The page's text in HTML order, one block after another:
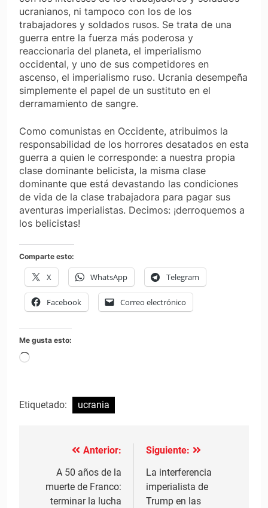
ucranianos, ni tampoco con los de los
trabajadores y soldados rusos. Se trata de una
guerra entre la fuerza más poderosa y
reaccionaria del planeta, el imperialismo
occidental, y uno de sus competidores en
ascenso, el imperialismo ruso. Ucrania desempeña
simplemente el papel de un sustituto en el
derramamiento de sangre.
Como comunistas en Occidente, atribuimos la
responsabilidad de los horrores desatados en esta
guerra a quien le corresponde: a nuestra propia
clase dominante belicista, la misma clase
dominante que está devastando las condiciones
de vida de la clase trabajadora para pagar sus
aventuras imperialistas. Decimos: ¡derroquemos a
los belicistas!
Comparte esto:
X WhatsApp Telegram
Facebook Correo electrónico
Me gusta esto:
Cargando...
Etiquetado: ucrania
Navegación
entradas
Anterior:
A 50 años de la
muerte de Franco:
terminar la lucha
Siguiente:
La interferencia
imperialista de
Trump en las